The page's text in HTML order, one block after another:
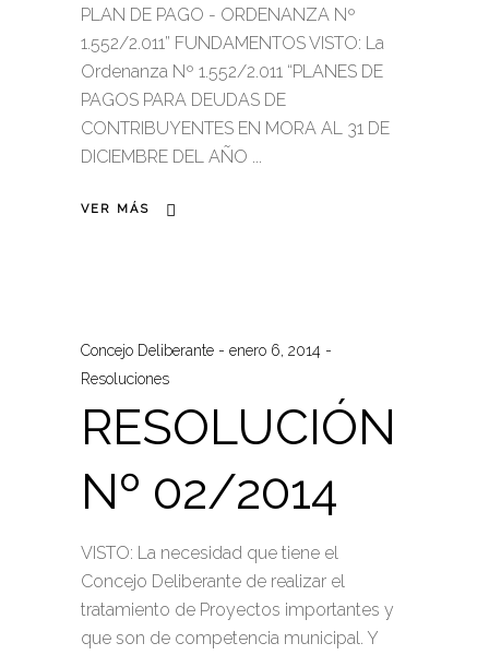
PLAN DE PAGO - ORDENANZA Nº
1.552/2.011” FUNDAMENTOS VISTO: La
Ordenanza Nº 1.552/2.011 “PLANES DE
PAGOS PARA DEUDAS DE
CONTRIBUYENTES EN MORA AL 31 DE
DICIEMBRE DEL AÑO
VER MÁS
Concejo Deliberante
enero 6, 2014
Resoluciones
RESOLUCIÓN
Nº 02/2014
VISTO: La necesidad que tiene el
Concejo Deliberante de realizar el
tratamiento de Proyectos importantes y
que son de competencia municipal. Y